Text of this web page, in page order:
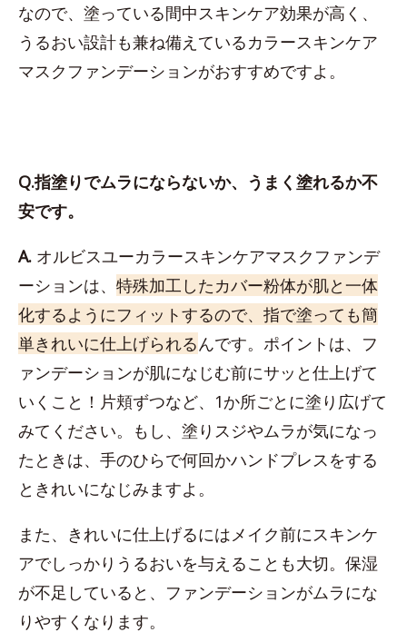
なので、塗っている間中スキンケア効果が高く、
うるおい設計も兼ね備えているカラースキンケア
マスクファンデーションがおすすめですよ。
Q.指塗りでムラにならないか、うまく塗れるか不
安です。
A. オルビスユーカラースキンケアマスクファンデ
ーションは、 特殊加工したカバー粉体が肌と一体
化するようにフィットするので、指で塗っても簡
単きれいに仕上げられるんです。ポイントは、フ
ァンデーションが肌になじむ前にサッと仕上げて
いくこと！片頬ずつなど、1か所ごとに塗り広げて
みてください。もし、塗りスジやムラが気になっ
たときは、手のひらで何回かハンドプレスをする
ときれいになじみますよ。
また、きれいに仕上げるにはメイク前にスキンケ
アでしっかりうるおいを与えることも大切。保湿
が不足していると、ファンデーションがムラにな
りやすくなります。